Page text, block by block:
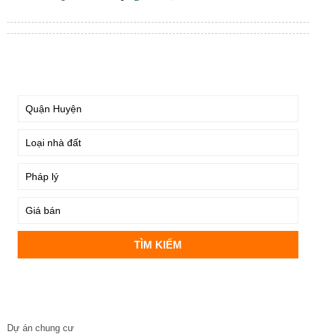
Dự án chung cư